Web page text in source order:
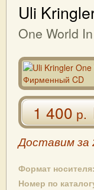
Uli
One World
1 400р.
Доставим за
Формат носителя:
Номер по